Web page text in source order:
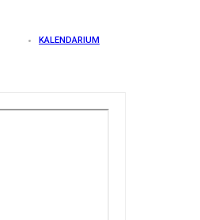
KALENDARIUM